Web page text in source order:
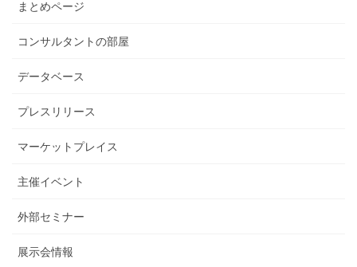
まとめページ
コンサルタントの部屋
データベース
プレスリリース
マーケットプレイス
主催イベント
外部セミナー
展示会情報